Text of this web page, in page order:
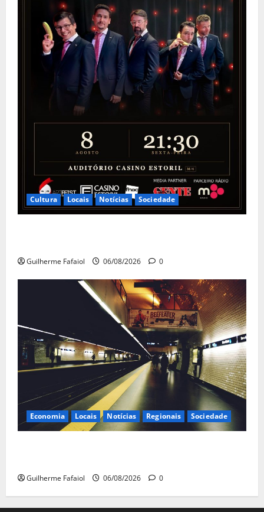
Cultura Locais Notícias Sociedade
Guilherme Fafaiol 06/08/2026 0
Economia Locais Notícias Regionais Sociedade
Guilherme Fafaiol 06/08/2026 0